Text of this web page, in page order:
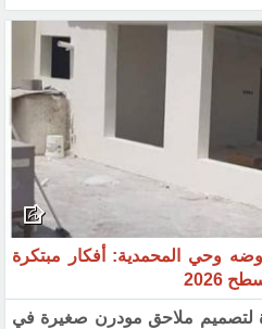
وحي المحمدية: أفكار مبتكرة
لتصميم ملاحق مودرن صغيرة في